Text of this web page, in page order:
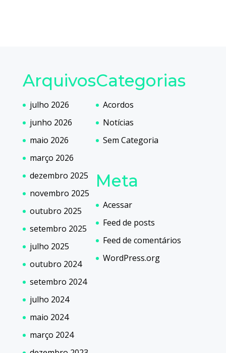
Arquivos
julho 2026
junho 2026
maio 2026
março 2026
dezembro 2025
novembro 2025
outubro 2025
setembro 2025
julho 2025
outubro 2024
setembro 2024
julho 2024
maio 2024
março 2024
Categorias
Acordos
Notícias
Sem Categoria
Meta
Acessar
Feed de posts
Feed de comentários
WordPress.org